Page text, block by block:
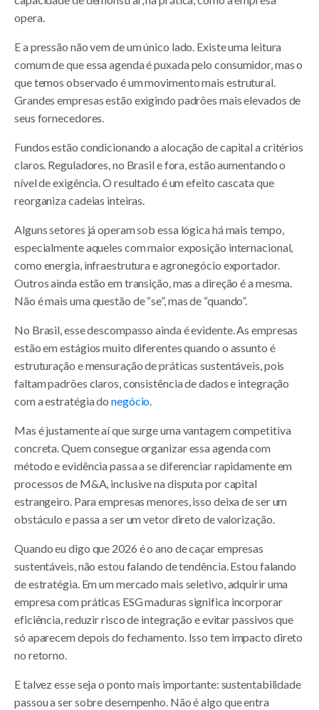
opera.
E a pressão não vem de um único lado. Existe uma leitura
comum de que essa agenda é puxada pelo consumidor, mas o
que temos observado é um movimento mais estrutural.
Grandes empresas estão exigindo padrões mais elevados de
seus fornecedores.
Fundos estão condicionando a alocação de capital a critérios
claros. Reguladores, no Brasil e fora, estão aumentando o
nível de exigência. O resultado é um efeito cascata que
reorganiza cadeias inteiras.
Alguns setores já operam sob essa lógica há mais tempo,
especialmente aqueles com maior exposição internacional,
como energia, infraestrutura e agronegócio exportador.
Outros ainda estão em transição, mas a direção é a mesma.
Não é mais uma questão de “se”, mas de “quando”.
No Brasil, esse descompasso ainda é evidente. As empresas
estão em estágios muito diferentes quando o assunto é
estruturação e mensuração de práticas sustentáveis, pois
faltam padrões claros, consistência de dados e integração
com a estratégia donegócio.
Mas é justamente aí que surge uma vantagem competitiva
concreta. Quem consegue organizar essa agenda com
método e evidência passa a se diferenciar rapidamente em
processos de M&A, inclusive na disputa por capital
estrangeiro. Para empresas menores, isso deixa de ser um
obstáculo e passa a ser um vetor direto de valorização.
Quando eu digo que 2026 é o ano de caçar empresas
sustentáveis, não estou falando de tendência. Estou falando
de estratégia. Em um mercado mais seletivo, adquirir uma
empresa com práticas ESG maduras significa incorporar
eficiência, reduzir risco de integração e evitar passivos que
só aparecem depois do fechamento. Isso tem impacto direto
no retorno.
E talvez esse seja o ponto mais importante: sustentabilidade
passou a ser sobre desempenho. Não é algo que entra